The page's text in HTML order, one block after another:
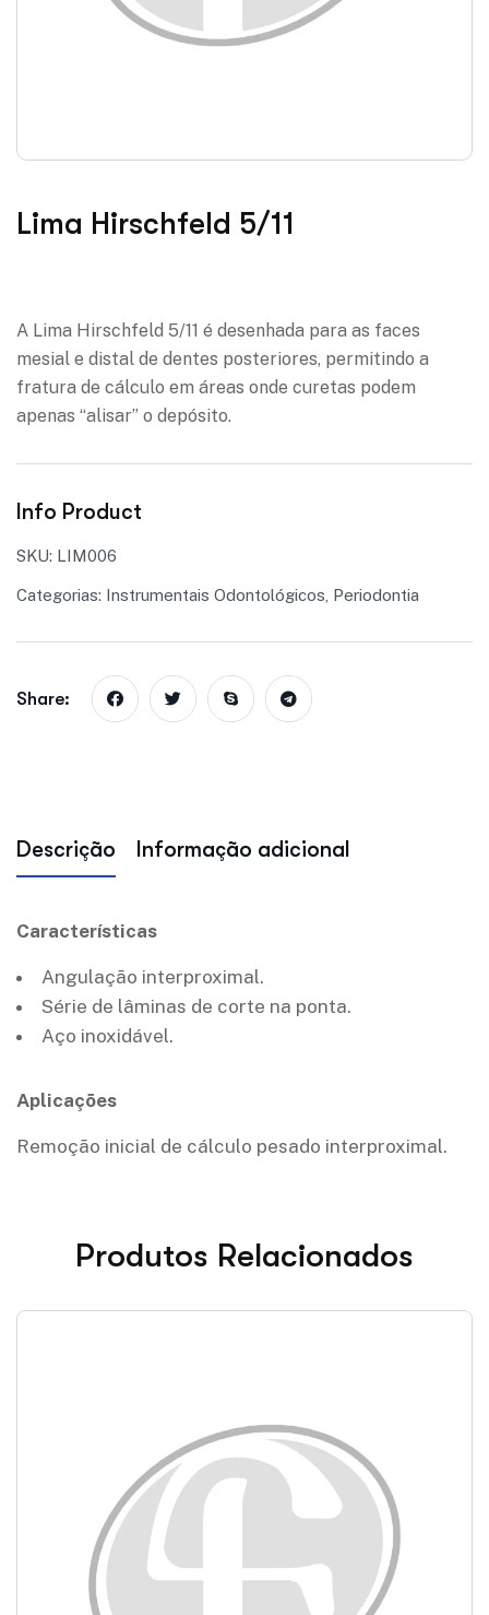
Lima Hirschfeld 5/11
A Lima Hirschfeld 5/11 é desenhada para as faces
mesial e distal de dentes posteriores, permitindo a
fratura de cálculo em áreas onde curetas podem
apenas “alisar” o depósito.
Info Product
SKU: LIM006
Categorias: Instrumentais Odontológicos, Periodontia
Share:
Descrição Informação adicional
Características
Angulação interproximal.
Série de lâminas de corte na ponta.
Aço inoxidável.
Aplicações
Remoção inicial de cálculo pesado interproximal.
Produtos Relacionados